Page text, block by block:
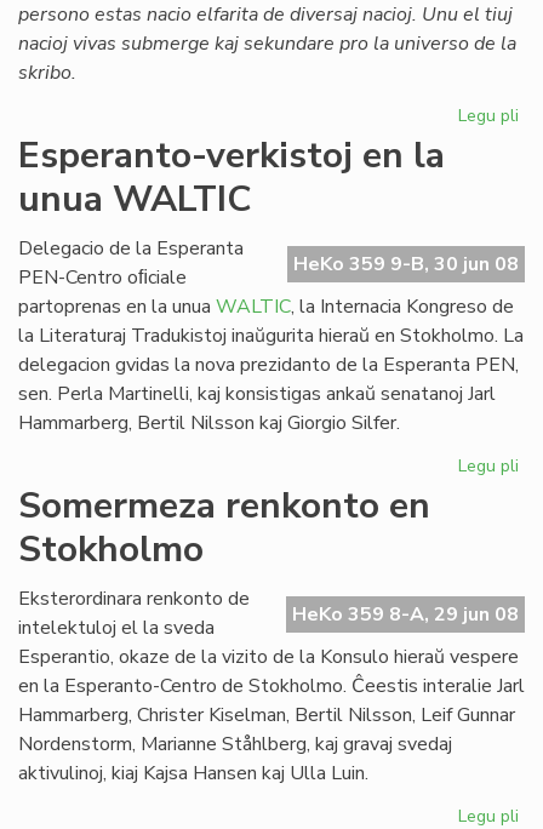
persono estas nacio elfarita de diversaj nacioj. Unu el tiuj
nacioj vivas submerge kaj sekundare pro la universo de la
skribo.
Legu pli
Esperanto-verkistoj en la
unua WALTIC
HeKo 359 9-B, 30 jun 08
Delegacio de la Esperanta
PEN-Centro oﬁciale
partoprenas en la unua WALTIC, la Internacia Kongreso de
la Literaturaj Tradukistoj inaŭgurita hieraŭ en Stokholmo. La
delegacion gvidas la nova prezidanto de la Esperanta PEN,
sen. Perla Martinelli, kaj konsistigas ankaŭ senatanoj Jarl
Hammarberg, Bertil Nilsson kaj Giorgio Silfer.
Legu pli
Somermeza renkonto en
Stokholmo
HeKo 359 8-A, 29 jun 08
Eksterordinara renkonto de
intelektuloj el la sveda
Esperantio, okaze de la vizito de la Konsulo hieraŭ vespere
en la Esperanto-Centro de Stokholmo. Ĉeestis interalie Jarl
Hammarberg, Christer Kiselman, Bertil Nilsson, Leif Gunnar
Nordenstorm, Marianne Ståhlberg, kaj gravaj svedaj
aktivulinoj, kiaj Kajsa Hansen kaj Ulla Luin.
Legu pli